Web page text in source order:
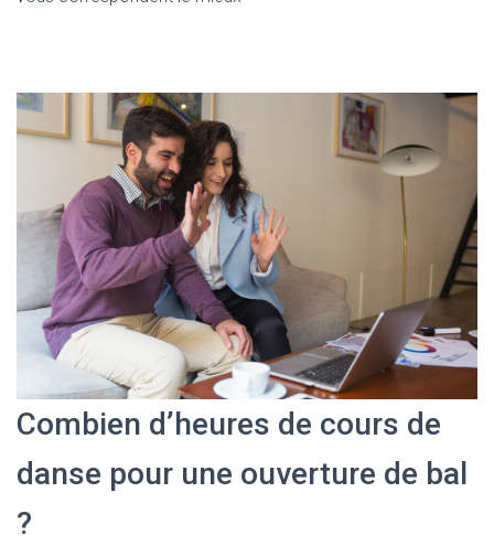
Combien d’heures de cours de
danse pour une ouverture de bal
?